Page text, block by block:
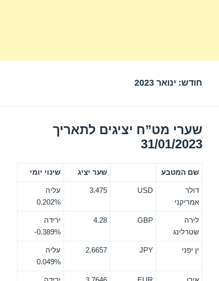
חודש: ינואר 2023
שערי מט”ח יציגים לתאריך
31/01/2023
שם המטבע שער יציג שינוי יומי
דולר
אמריקני
USD
3.475
עליה
0.202%
לירה
שטרלינג
GBP
4.28
ירידה
‎-0.389%
ין יפני JPY
2.6657
עליה
0.049%